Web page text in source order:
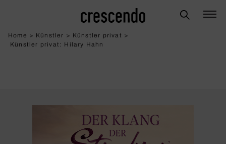
Home > Künstler > Künstler privat >
Künstler privat: Hilary Hahn